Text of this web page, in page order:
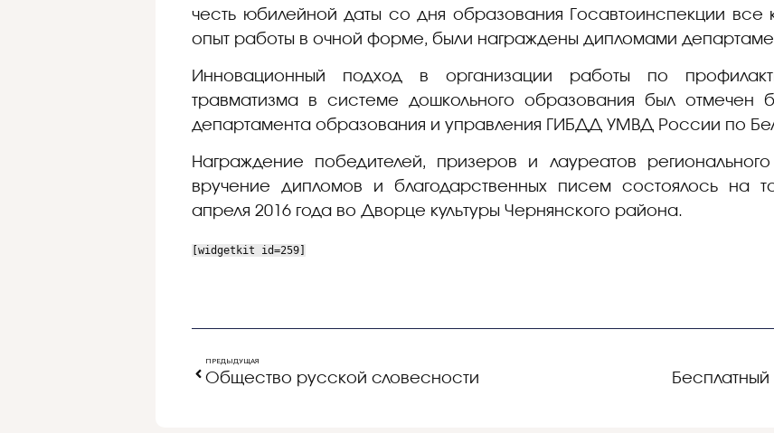
честь юбилейной даты со дня образования Госавтоинспекции все
опыт работы в очной форме, были награждены дипломами
Инновационный подход в организации работы по
травматизма в системе дошкольного образования был отмечен
департамента образования и управления ГИБДД УМВД России по
Награждение победителей, призеров и лауреатов
вручение дипломов и благодарственных писем состоялось на
апреля 2016 года во Дворце культуры Чернянского района.
[widgetkit id=259]
ПРЕДЫДУЩАЯ
Общество русской словесности Бесплатный